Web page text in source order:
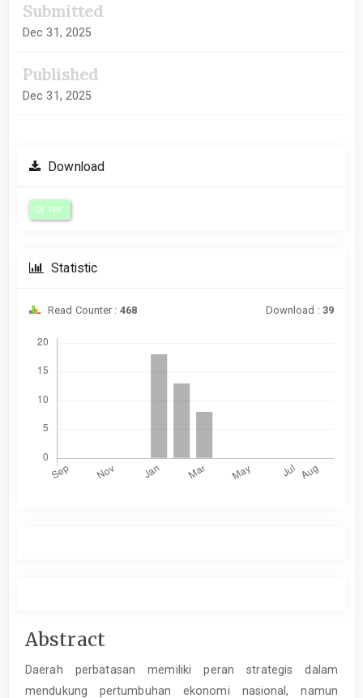
Submitted
Dec 31, 2025
Published
Dec 31, 2025
Download
PDF
Statistic
Read Counter : 468 Download : 39
Main
Article
Content
Abstract
Daerah perbatasan memiliki peran strategis dalam
mendukung pertumbuhan ekonomi nasional, namun